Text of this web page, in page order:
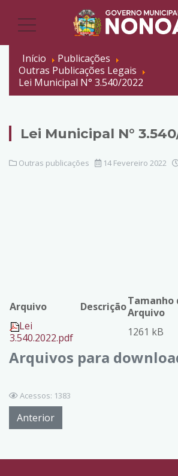
Início
Publicações
Outras Publicações Legais
Lei Municipal N° 3.540/2022
Lei Municipal N°
Outras publicações 14 Fevereiro 2022
Arquivos para
Arquivo DescriçãoTamanho
Arquivo
Lei
3.540.2022.pdf
1261 kB
Acessos: 1383
Anterior